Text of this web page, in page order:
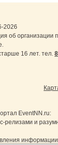
2026
об организации
16 лет. тел.
EventNN.ru:
релизами и